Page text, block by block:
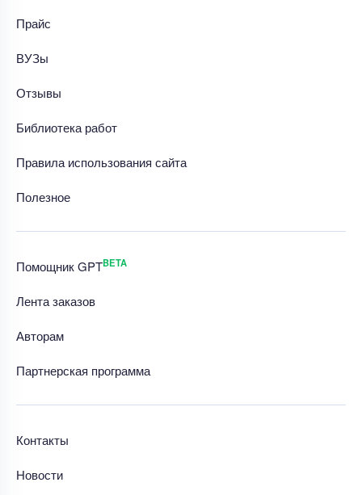
Прайс
ВУЗы
Отзывы
Библиотека работ
Правила использования сайта
Полезное
Помощник GPTBETA
Лента заказов
Авторам
Партнерская программа
Контакты
Новости